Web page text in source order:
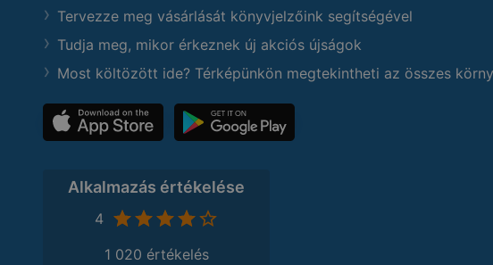
Tervezze meg vásárlását könyvjelzőink segítségével
Tudja meg, mikor érkeznek új akciós újságok
Most költözött ide? Térképünkön megtekintheti az összes
Alkalmazás értékelése
4
1 020 értékelés